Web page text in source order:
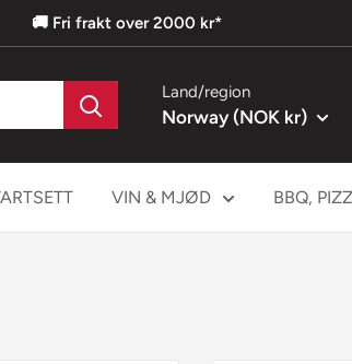
🚚 Fri frakt over 2000 kr*
Land/region
Norway (NOK kr)
VIN & MJØD BBQ,